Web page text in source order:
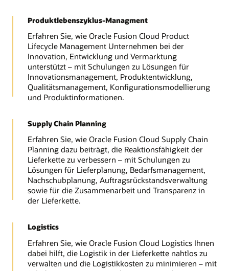
Produktlebenszyklus-Managment
Erfahren Sie, wie Oracle Fusion Cloud Product
Lifecycle Management Unternehmen bei der
Innovation, Entwicklung und Vermarktung
unterstützt – mit Schulungen zu Lösungen für
Innovationsmanagement, Produktentwicklung,
Qualitätsmanagement, Konfigurationsmodellierung
und Produktinformationen.
Supply Chain Planning
Erfahren Sie, wie Oracle Fusion Cloud Supply Chain
Planning dazu beiträgt, die Reaktionsfähigkeit der
Lieferkette zu verbessern – mit Schulungen zu
Lösungen für Lieferplanung, Bedarfsmanagement,
Nachschubplanung, Auftragsrückstandsverwaltung
sowie für die Zusammenarbeit und Transparenz in
der Lieferkette.
Logistics
Erfahren Sie, wie Oracle Fusion Cloud Logistics Ihnen
dabei hilft, die Logistik in der Lieferkette nahtlos zu
verwalten und die Logistikkosten zu minimieren – mit